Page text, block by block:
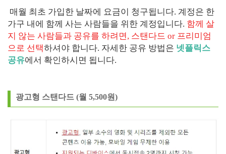
매월 최초 가입한 날짜에 요금이 청구됩니다. 계정은 한
가구 내에 함께 사는 사람들을 위한 계정입니다. 함께 살
지 않는 사람들과 공유를 하려면, 스탠다드 or 프리미엄
으로 선택하셔야 합니다. 자세한 공유 방법은 넷플릭스
공유에서 확인하시면 됩니다.
광고형 스탠다드 (월 5,500원)